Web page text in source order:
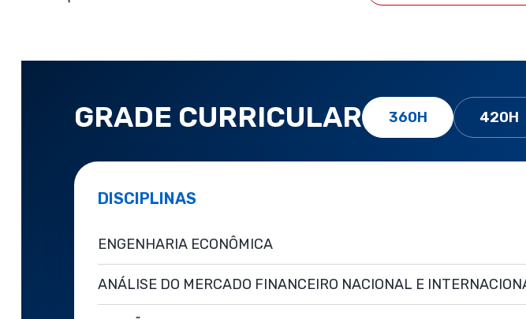
GRADE CURRICULAR 360H 420H
DISCIPLINAS
ENGENHARIA ECONÔMICA
ANÁLISE DO MERCADO FINANCEIRO NACIONAL E